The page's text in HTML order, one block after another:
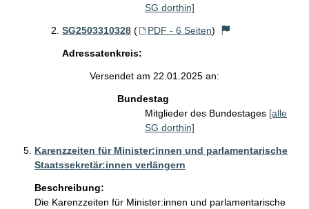
SG dorthin]
SG2503310328 ( PDF - 6 Seiten)
Adressatenkreis:
Versendet am 22.01.2025 an:
Bundestag
Mitglieder des Bundestages [alle
SG dorthin]
Karenzzeiten für Minister:innen und parlamentarische
Staatssekretär:innen verlängern
Beschreibung:
Die Karenzzeiten für Minister:innen und parlamentarische